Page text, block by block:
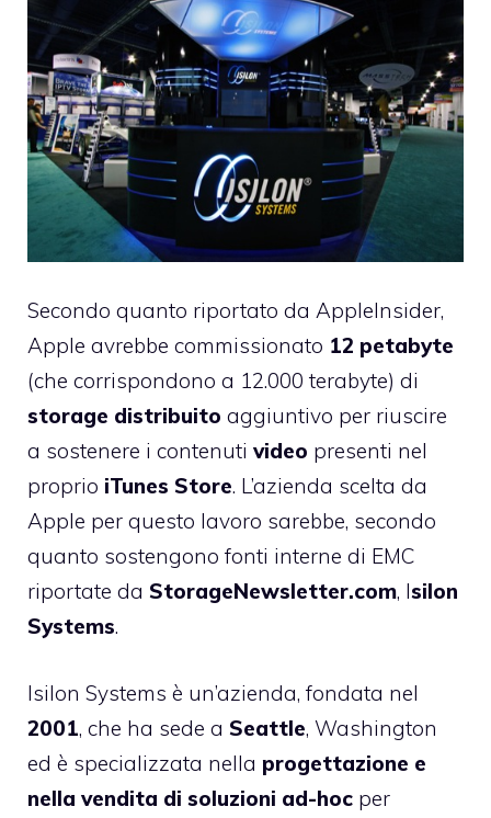
Secondo quanto riportato da AppleInsider,
Apple avrebbe commissionato 12 petabyte
(che corrispondono a 12.000 terabyte) di
storage distribuito aggiuntivo per riuscire
a sostenere i contenuti video presenti nel
proprio iTunes Store. L’azienda scelta da
Apple per questo lavoro sarebbe, secondo
quanto sostengono fonti interne di EMC
riportate da StorageNewsletter.com, Isilon
Systems.
Isilon Systems è un’azienda, fondata nel
2001, che ha sede a Seattle, Washington
ed è specializzata nella progettazione e
nella vendita di soluzioni ad-hoc per